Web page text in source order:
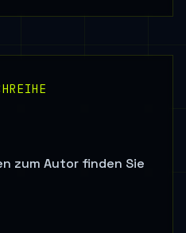
zum Autor finden Sie